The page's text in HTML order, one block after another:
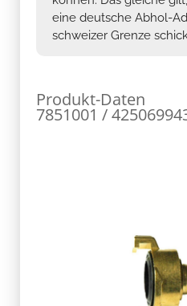
eine deutsche Abhol-
schweizer Grenze
Produkt-Daten
7851001 /